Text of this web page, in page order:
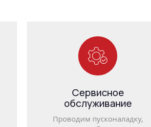
Сервисное
обслуживание
Проводим пусконаладку,